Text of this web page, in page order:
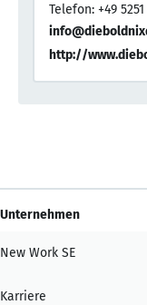
Telefon: +49 5251
http://
Unternehmen
New Work SE
Karriere